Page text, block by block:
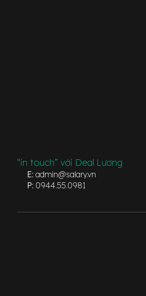
“in touch” với Deal Lương
E: admin@salary.vn
P: 0944.55.0981